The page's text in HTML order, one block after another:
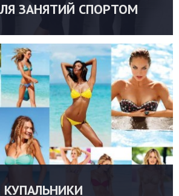
ЗАНЯТИЙ СПОРТОМ
УТОЧНИТЬ ЦЕНУ
КУПАЛЬНИКИ